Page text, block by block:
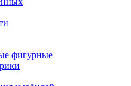
фигурные